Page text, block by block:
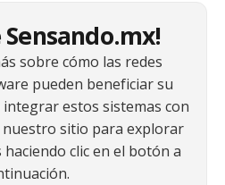
Sensando.mx!
sobre cómo las redes
pueden beneficiar su
estos sistemas con
nuestro sitio para explorar
clic en el botón a